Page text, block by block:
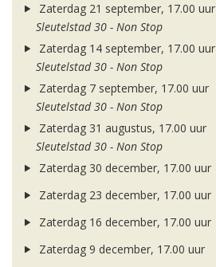
Zaterdag 21 september, 17.00 uur
Sleutelstad 30 - Non Stop
Zaterdag 14 september, 17.00 uur
Sleutelstad 30 - Non Stop
Zaterdag 7 september, 17.00 uur
Sleutelstad 30 - Non Stop
Zaterdag 31 augustus, 17.00 uur
Sleutelstad 30 - Non Stop
Zaterdag 30 december, 17.00 uur
Zaterdag 23 december, 17.00 uur
Zaterdag 16 december, 17.00 uur
Zaterdag 9 december, 17.00 uur